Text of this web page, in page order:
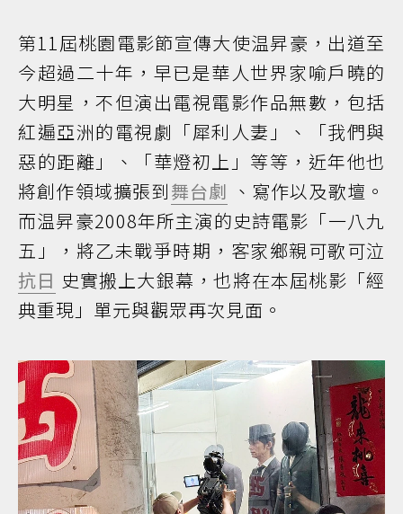
第11屆桃園電影節宣傳大使温昇豪，出道至
今超過二十年，早已是華人世界家喻戶曉的
大明星，不但演出電視電影作品無數，包括
紅遍亞洲的電視劇「犀利人妻」、「我們與
惡的距離」、「華燈初上」等等，近年他也
將創作領域擴張到舞台劇 、寫作以及歌壇。
而温昇豪2008年所主演的史詩電影「一八九
五」，將乙未戰爭時期，客家鄉親可歌可泣
抗日 史實搬上大銀幕，也將在本屆桃影「經
典重現」單元與觀眾再次見面。